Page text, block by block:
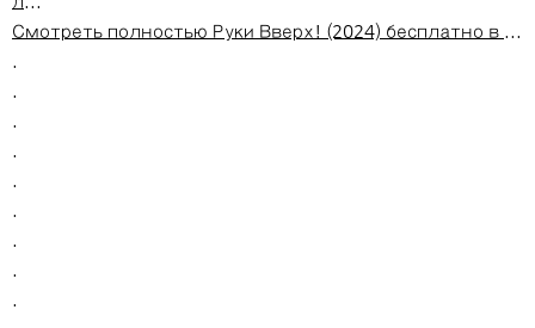
Смотреть полностью Руки Вверх! (2024) бесплатно в ...